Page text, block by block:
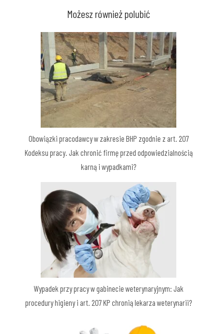
Możesz również polubić
Obowiązki pracodawcy w zakresie BHP zgodnie z art. 207
Kodeksu pracy. Jak chronić firmę przed odpowiedzialnością
karną i wypadkami?
Wypadek przy pracy w gabinecie weterynaryjnym: Jak
procedury higieny i art. 207 KP chronią lekarza weterynarii?